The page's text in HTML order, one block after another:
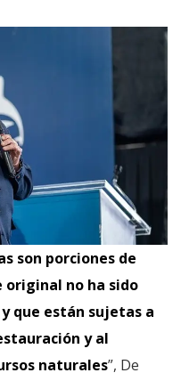
son porciones de
no ha sido
que están sujetas a
y al
naturales”, De